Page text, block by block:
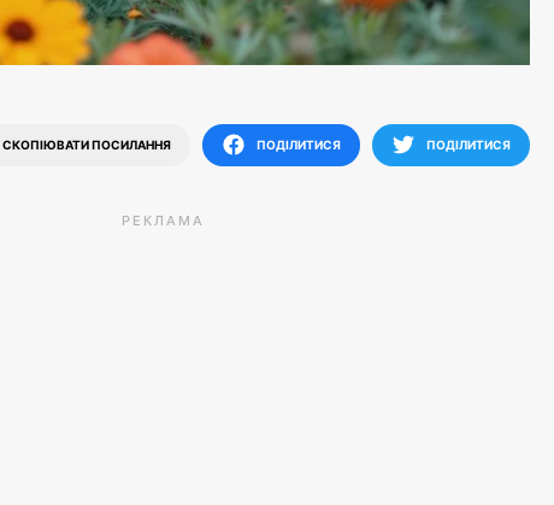
СКОПІЮВАТИ ПОСИЛАННЯ ПОДІЛИТИСЯ ПОДІЛИТИСЯ
РЕКЛАМА